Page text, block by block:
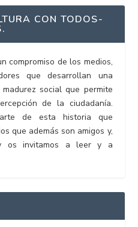
CON TODOS-
compromiso de los medios,
que desarrollan una
social que permite
de la ciudadanía.
de esta historia que
que además son amigos y,
os invitamos a leer y a